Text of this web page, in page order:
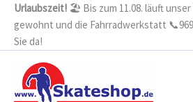
Zum
Inhalt
springen
Urlaubszeit! 🏖️ Bis zum 11.08. läuft
gewohnt und die Fahrradwerkstatt
Sie da!